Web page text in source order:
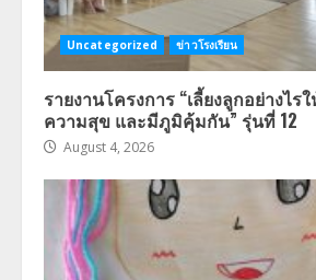
Uncategorized ข่าวโรงเรียน
รายงานโครงการ “เลี้ยงลูกอย่างไร
ความสุข และมีภูมิคุ้มกัน” รุ่นที่ 12
August 4, 2026